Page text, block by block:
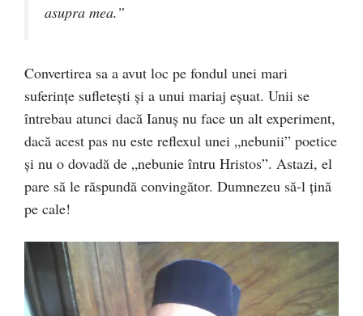
asupra mea.”
Convertirea sa a avut loc pe fondul unei mari
suferinţe sufleteşti şi a unui mariaj eşuat. Unii se
întrebau atunci dacă Ianuş nu face un alt experiment,
dacă acest pas nu este reflexul unei „nebunii” poetice
şi nu o dovadă de „nebunie întru Hristos”. Astazi, el
pare să le răspundă convingător. Dumnezeu să-l ţină
pe cale!